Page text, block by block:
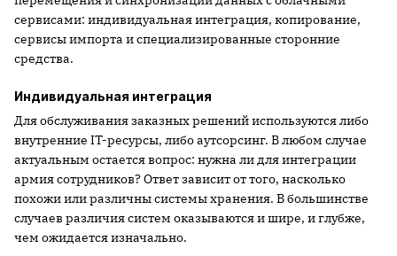
сервисами: индивидуальная интеграция, копирование,
сервисы импорта и специализированные сторонние
средства.
Индивидуальная интеграция
Для обслуживания заказных решений используются либо
внутренние IT-ресурсы, либо аутсорсинг. В любом случае
актуальным остается вопрос: нужна ли для интеграции
армия сотрудников? Ответ зависит от того, насколько
похожи или различны системы хранения. В большинстве
случаев различия систем оказываются и шире, и глубже,
чем ожидается изначально.